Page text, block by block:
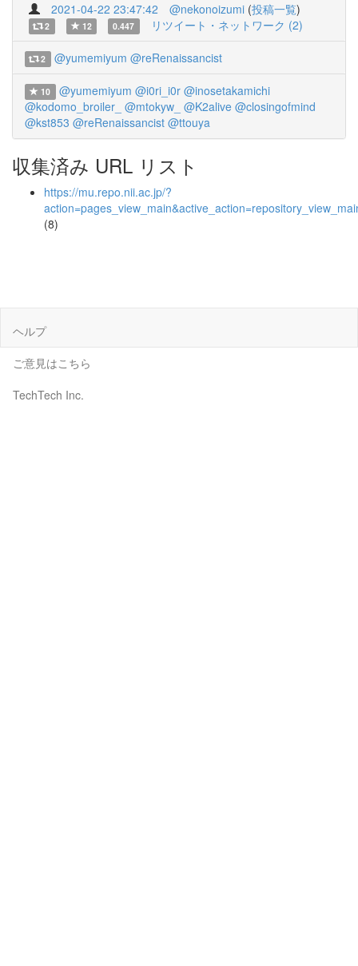
2021-04-22 23:47:42 @nekonoizumi (投稿一覧)
2 12 0.447 リツイート・ネットワーク (2)
2 @yumemiyum @reRenaissancist
10 @yumemiyum @i0ri_i0r @inosetakamichi
@kodomo_broiler_ @mtokyw_ @K2alive @closingofmind
@kst853 @reRenaissancist @ttouya
収集済み URL リスト
https://mu.repo.nii.ac.jp/?
(8)
ヘルプ
ご意見はこちら
TechTech Inc.